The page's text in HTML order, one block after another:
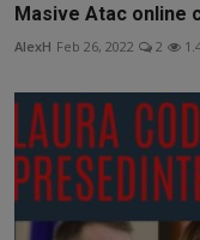
Masive Atac online
AlexH Feb 26, 2022 2